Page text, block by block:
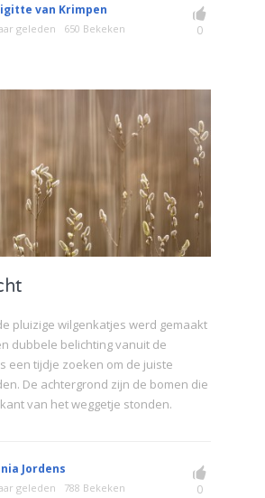
van Krimpen
geleden 650 Bekeken 0
pluizige wilgenkatjes werd gemaakt
dubbele belichting vanuit de
een tijdje zoeken om de juiste
De achtergrond zijn de bomen die
van het weggetje stonden.
Jordens
geleden 788 Bekeken 0